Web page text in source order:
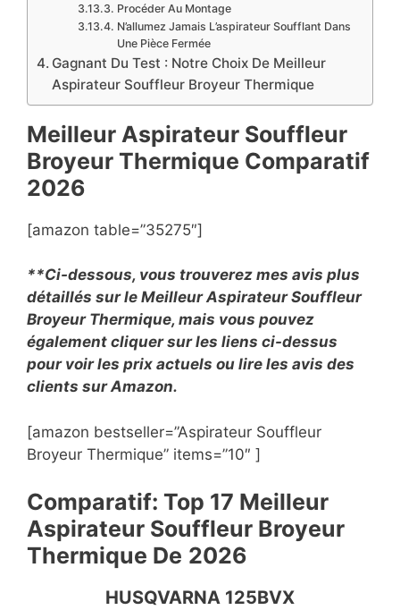
Procéder Au Montage
N’allumez Jamais L’aspirateur Soufflant Dans
Une Pièce Fermée
Gagnant Du Test : Notre Choix De Meilleur
Aspirateur Souffleur Broyeur Thermique
Meilleur Aspirateur Souffleur
Broyeur Thermique Comparatif
2026
[amazon table=”35275″]
**Ci-dessous, vous trouverez mes avis plus
détaillés sur le Meilleur Aspirateur Souffleur
Broyeur Thermique, mais vous pouvez
également cliquer sur les liens ci-dessus
pour voir les prix actuels ou lire les avis des
clients sur Amazon.
[amazon bestseller=”Aspirateur Souffleur
Broyeur Thermique” items=”10″ ]
Comparatif: Top 17 Meilleur
Aspirateur Souffleur Broyeur
Thermique De 2026
HUSQVARNA 125BVX